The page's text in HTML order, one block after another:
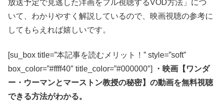
放送予定で見逃した洋画をフル視聴するVOD方法」につ
いて、わかりやすく解説しているので、映画視聴の参考に
してもらえれば嬉しいです。
[su_box title=”本記事を読むメリット！” style=”soft”
box_color=”#ffff40″ title_color=”#000000″]
・映画【ワンダ
ー・ウーマンとマーストン教授の秘密】の動画を無料視聴
できる方法がわかる。